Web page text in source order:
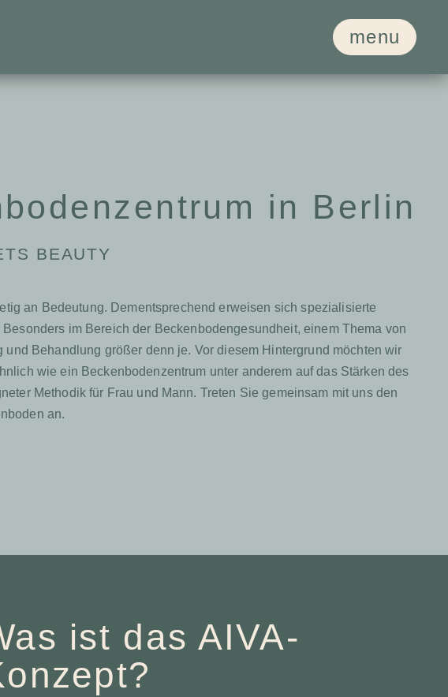
menu
in Berlin
BEAUTY
an Bedeutung. Dementsprechend erweisen sich spezialisierte
im Bereich der Beckenbodengesundheit, einem Thema von
Behandlung größer denn je. Vor diesem Hintergrund möchten wir
wie ein Beckenbodenzentrum unter anderem auf das Stärken des
Methodik für Frau und Mann. Treten Sie gemeinsam mit uns den
an.
ist das AIVA-